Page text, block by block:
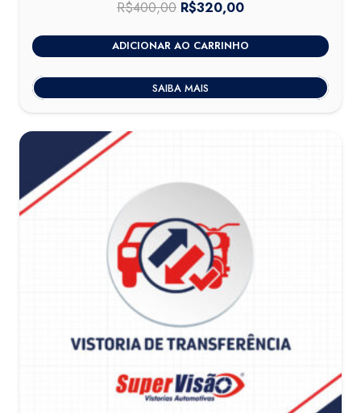
R$400,00 O
original
era:
R$400,00.
R$320,00
atual
é:
R$320,00.
ADICIONAR AO CARRINHO
SAIBA MAIS